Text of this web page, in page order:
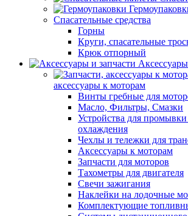
Спасательные средства
Горны
Круги, спасательные
Крюк отпорный
аксессуары к моторам
Винты гребные для
Масло, Фильтры, Смазки
Устройства для
охлаждения
Чехлы и тележки для
Аксессуары к моторам
Запчасти для моторов
Тахометры для двигателя
Свечи зажигания
Наклейки на лодочные
Комплектующие